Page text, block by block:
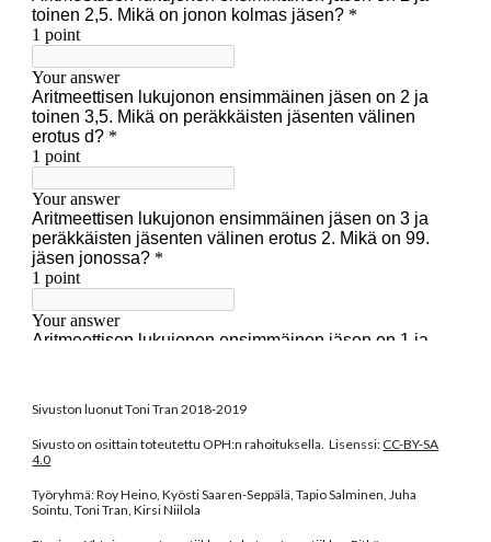
Sivuston luonut Toni Tran 2018-2019
Sivusto on osittain toteutettu OPH:n rahoituksella. Lisenssi: CC-BY-SA
4.0
Työryhmä: Roy Heino, Kyösti Saaren-Seppälä, Tapio Salminen, Juha
Sointu, Toni Tran, Kirsi Niilola